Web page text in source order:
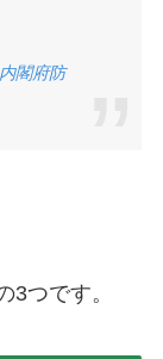
閣府防
3つです。